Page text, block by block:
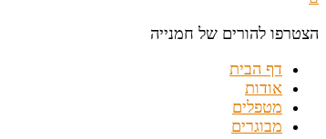
הצטרפו להורים של חמנייה
דף הבית
אודות
מטפלים
מבוגרים